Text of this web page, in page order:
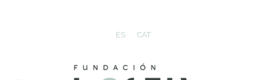
ES CAT